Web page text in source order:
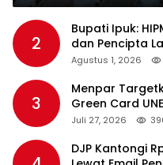
2
Bupati Ipuk:
dan Pencipta
Agustus 1, 2026
3
Menpar
Green Card
2026
Juli 27, 2026
DJP Kantongi